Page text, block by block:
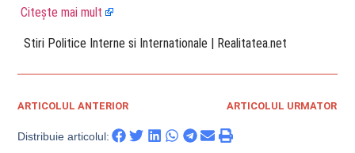
Citește mai mult
​ Stiri Politice Interne si Internationale | Realitatea.net
ARTICOLUL ANTERIOR ARTICOLUL URMATOR
Distribuie articolul: